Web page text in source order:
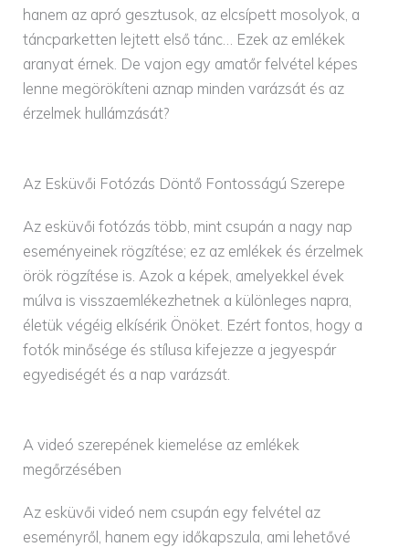
hanem az apró gesztusok, az elcsípett mosolyok, a
táncparketten lejtett első tánc… Ezek az emlékek
aranyat érnek. De vajon egy amatőr felvétel képes
lenne megörökíteni aznap minden varázsát és az
érzelmek hullámzását?
Az Esküvői Fotózás Döntő Fontosságú Szerepe
Az esküvői fotózás több, mint csupán a nagy nap
eseményeinek rögzítése; ez az emlékek és érzelmek
örök rögzítése is. Azok a képek, amelyekkel évek
múlva is visszaemlékezhetnek a különleges napra,
életük végéig elkísérik Önöket. Ezért fontos, hogy a
fotók minősége és stílusa kifejezze a jegyespár
egyediségét és a nap varázsát.
A videó szerepének kiemelése az emlékek
megőrzésében
Az esküvői videó nem csupán egy felvétel az
eseményről, hanem egy időkapszula, ami lehetővé